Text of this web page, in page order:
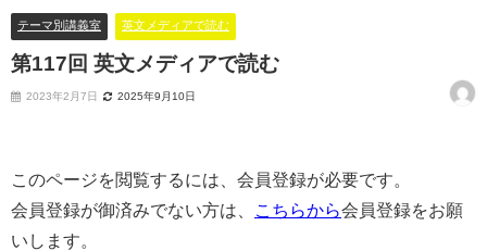
テーマ別講義室 英文メディアで読む
第117回 英文メディアで読む
2023年2月7日 2025年9月10日
このページを閲覧するには、会員登録が必要です。
会員登録が御済みでない方は、
こちらから会員登録をお願
いします。